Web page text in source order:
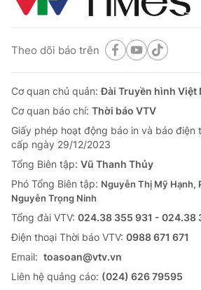
Theo dõi báo trên
Cơ quan chủ quản:Đài Truyền hình Việt
Cơ quan báo chí: Thời báo VTV
Giấy phép hoạt động báo in và báo điện
cấp ngày 29/12/2023
Tổng Biên tập: Vũ Thanh Thủy
Phó Tổng Biên tập: Nguyễn Thị Mỹ Hạnh,
Nguyễn Trọng Ninh
Tổng đài VTV: 024.38 355 931 - 024.38
Ðiện thoại Thời báo VTV: 0988 671 671
Email: toasoan@vtv.vn
Liên hệ quảng cáo: (024) 626 79595